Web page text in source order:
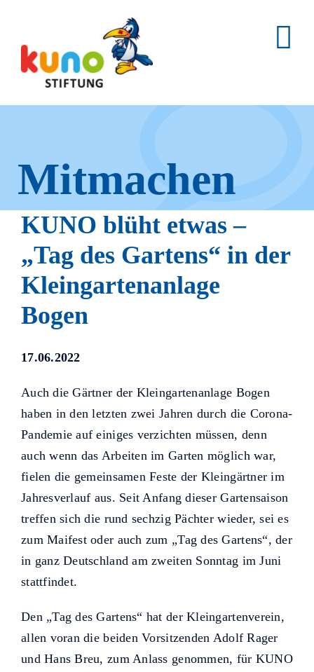
content
Mitmachen
und helfen.
Hier erfahren Sie, wie fleißige
Helfer KUNO bisher unterstützt
KUNO blüht etwas –
„Tag des Gartens“ in der
Kleingartenanlage
Bogen
17.06.2022
Auch die Gärtner der Kleingartenanlage Bogen
haben in den letzten zwei Jahren durch die Corona-
Pandemie auf einiges verzichten müssen, denn
auch wenn das Arbeiten im Garten möglich war,
fielen die gemeinsamen Feste der Kleingärtner im
Jahresverlauf aus. Seit Anfang dieser Gartensaison
treffen sich die rund sechzig Pächter wieder, sei es
zum Maifest oder auch zum „Tag des Gartens“, der
in ganz Deutschland am zweiten Sonntag im Juni
stattfindet.
Den „Tag des Gartens“ hat der Kleingartenverein,
allen voran die beiden Vorsitzenden Adolf Rager
und Hans Breu, zum Anlass genommen, für KUNO